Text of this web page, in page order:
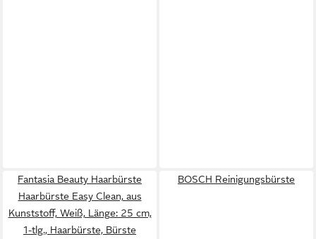
Fantasia Beauty Haarbürste
Haarbürste Easy Clean, aus
Kunststoff, Weiß, Länge: 25 cm,
1-tlg., Haarbürste, Bürste
BOSCH Reinigungsbürste